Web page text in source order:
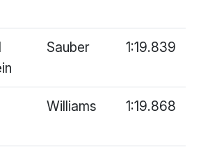
Sauber 1:19.839
Williams 1:19.868